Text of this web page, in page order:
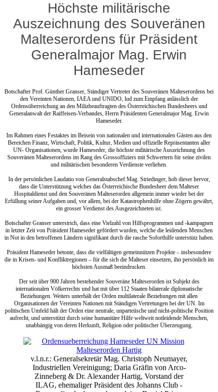
Höchste militärische
Auszeichnung des Souveränen
Malteserordens für Präsident
Generalmajor Mag. Erwin
Hameseder
Botschafter Prof. Günther Granser, Ständiger Vertreter des Souveränen Malteserordens bei
den Vereinten Nationen, IAEA und UNIDO, lud zum Empfang anlässlich der
Ordensüberreichung an den Milizbeauftragten des Österreichischen Bundesheers und
Generalanwalt der Raiffeisen-Verbandes, Herrn Präsidenten Generalmajor Mag. Erwin
Hameseder.
Im Rahmen eines Festaktes im Beisein von nationalen und internationalen Gästen aus den
Bereichen Finanz, Wirtschaft, Politik, Kultur, Medien und offizielle Repräsentanten aller
UN- Organisationen, wurde Hameseder, die höchste militärische Auszeichnung des
Souveränen Malteserordens im Rang des Grossoffiziers mit Schwertern für seine zivilen
und militärischen besonderen Verdienste verliehen.
In der persönlichen Laudatio von Generalstabschef Mag. Striedinger, hob dieser hervor,
dass die Unterstützung welches das Österreichische Bundesheer dem Malteser
Hospitaldienst und den Souveränen Malteserorden allgemein immer wieder bei der
Erfüllung seiner Aufgaben und, vor allem, bei der Katastrophenhilfe ohne Zögern gewährt,
ein grosser Verdienst des Ausgezeichneten ist.
Botschafter Granser unterstrich, dass eine Vielzahl von Hilfsprogrammen und -kampagnen
in letzter Zeit von Präsident Hameseder gefördert wurden, welche die leidenden Menschen
in Not in den betroffenen Ländern signifikant durch die rasche Soforthilfe unterstütz haben.
Präsident Hameseder betonte, dass die vielfältigen gemeinnützen Projekte – insbesondere
die in Krisen- und Konfliktregionen – für die sich die Malteser einsetzen, ihn persönlich im
höchsten Ausmaß beeindrucken.
Der seit über 900 Jahren bestehender Souveräne Malteserorden ist Subjekt des
internationalen Völkerrechts und hat mit über 112 Staaten bilaterale diplomatische
Beziehungen. Weiters unterhält der Orden multilaterale Beziehungen mit allen
Organisationen der Vereinten Nationen mit Ständigen Vertretungen bei der UN. Im
politischen Umfeld hält der Orden eine neutrale, unparteiische und nicht-politische Position
aufrecht, und unterstützt durch seine humanitäre Hilfe weltweit notleidende Menschen,
unabhängig von deren Herkunft, Religion oder politischer Überzeugung.
v.l.n.r.: Generalsekretär Mag. Christoph Neumayer,
Industriellen Vereinigung; Daria Gräfin von Arco-
Zinneberg & Dr. Alexander Hartig, Vorstand der
ILAG, ehemaliger Präsident des Johanns Club -